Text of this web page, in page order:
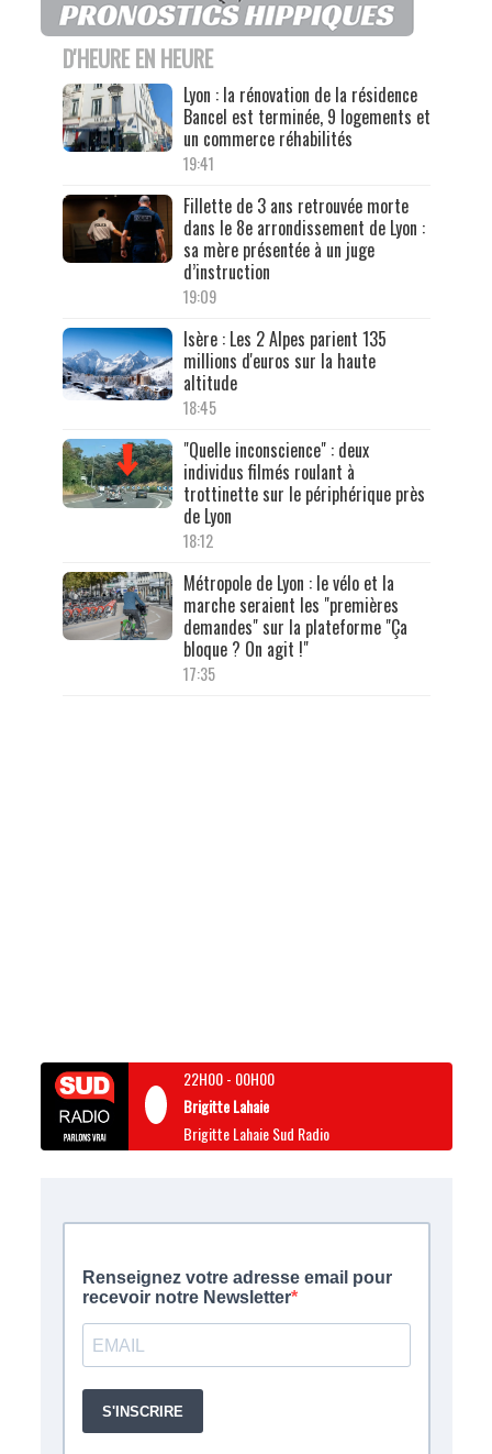
D'HEURE EN HEURE
Lyon : la rénovation de la résidence
Bancel est terminée, 9 logements et
un commerce réhabilités
19:41
Fillette de 3 ans retrouvée morte
dans le 8e arrondissement de Lyon :
sa mère présentée à un juge
d’instruction
19:09
Isère : Les 2 Alpes parient 135
millions d'euros sur la haute
altitude
18:45
"Quelle inconscience" : deux
individus filmés roulant à
trottinette sur le périphérique près
de Lyon
18:12
Métropole de Lyon : le vélo et la
marche seraient les "premières
demandes" sur la plateforme "Ça
bloque ? On agit !"
17:35
22H00- 00H00
Brigitte Lahaie
Brigitte Lahaie Sud Radio